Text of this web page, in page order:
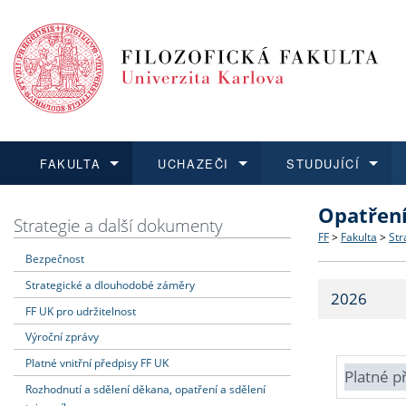
FAKULTA
Dozvědět se více
Struktura
Strategie
Fakultní
UCHAZEČI
Podat přihlášku
Co
Učitelské
STUDUJÍCÍ
Dozvědět se více
Dozvědět se více
O vědě a
Dozvědět se více
Aktuální
Strategie a další dokumenty
Bezpečnost
Strategické a dlouhodobé záměry
FF UK pro udržitelnost
Výroční zprávy
Platné vnitřní předpisy FF UK
Rozhodnutí a sdělení děkana, opatření a sdělení
FF > Fakulta >
2026
Platné